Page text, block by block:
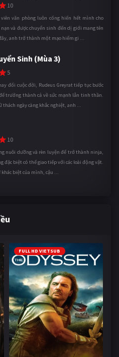
10
văn phòng luôn cống hiến hết mình cho
và được chuyển sinh đến dị giới mang tên
anh trở thành một mạo hiểm gi ...
Sinh (Mùa 3)
5
đổi cuộc đời, Rudeus Greyrat tiếp tục bước
trưởng thành cả về sức mạnh lẫn tinh thần.
ngày càng khắc nghiệt, anh ...
10
nuôi dưỡng và rèn luyện để trở thành ninja,
đặc biệt có thể giao tiếp với các loài động vật.
biệt của mình, cậu ...
FULL HD VIETSUB